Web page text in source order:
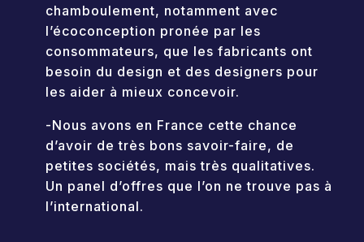
chamboulement, notamment avec
l’écoconception pronée par les
consommateurs, que les fabricants ont
besoin du design et des designers pour
les aider à mieux concevoir.
-Nous avons en France cette chance
d’avoir de très bons savoir-faire, de
petites sociétés, mais très qualitatives.
Un panel d’offres que l’on ne trouve pas à
l’international.